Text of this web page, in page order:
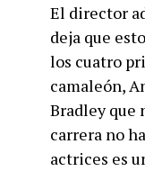
El director
deja que
los cuatro
camaleón,
Bradley que
carrera no
actrices es